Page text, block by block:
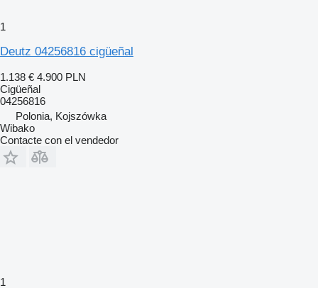
1
Deutz 04256816 cigüeñal
1.138 € 4.900 PLN
Cigüeñal
04256816
Polonia, Kojszówka
Wibako
Contacte con el vendedor
1